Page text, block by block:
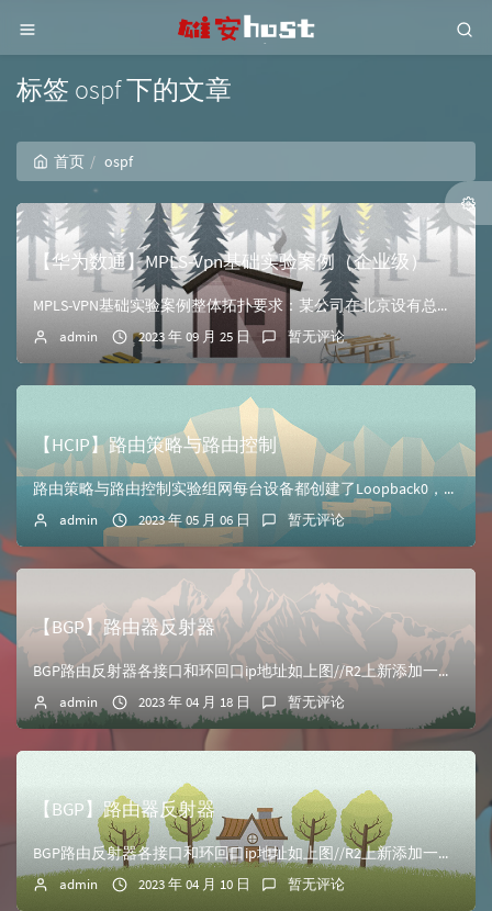
标签 ospf 下的文章
首页 ospf
【华为数通】MPLS-Vpn基础实验案例（企业级）
MPLS-VPN基础实验案例整体拓扑要求：某公司在北京设有总部并且在重庆设置分部。公司希望两个区域的员工可以通过私网路由互相访问。在网络边缘设备上使用BG...
admin 2023 年 09 月 25 日 暂无评论
【HCIP】路由策略与路由控制
路由策略与路由控制实验组网每台设备都创建了Loopback0，地址为10.123.x.x/32（x为设备号）在R2、R4上测试ip连通性配置OSPF、IS...
admin 2023 年 05 月 06 日 暂无评论
【BGP】路由器反射器
BGP路由反射器各接口和环回口ip地址如上图//R2上新添加一个loopback1 ip add 10.2.2.2 24在R2、R3路由器上测试连通性&l...
admin 2023 年 04 月 18 日 暂无评论
【BGP】路由器反射器
BGP路由反射器各接口和环回口ip地址如上图//R2上新添加一个loopback1 ip add 10.2.2.2 24在R2、R3路由器上测试连通性&l...
admin 2023 年 04 月 10 日 暂无评论